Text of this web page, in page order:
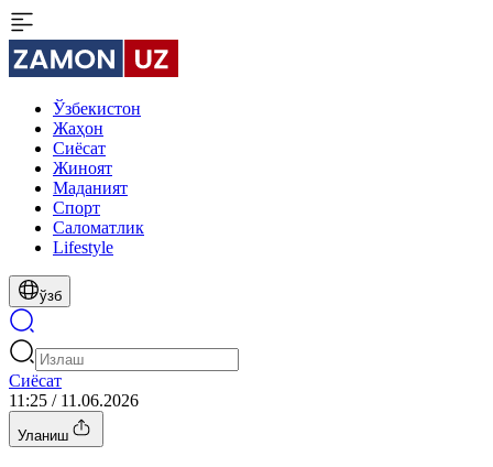
Ўзбекистон
Жаҳон
Сиёсат
Жиноят
Маданият
Спорт
Cаломатлик
Lifestyle
ўзб
Сиёсат
11:25 / 11.06.2026
Уланиш